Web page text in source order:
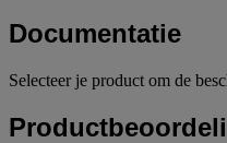
Documentatie
Selecteer je product om de